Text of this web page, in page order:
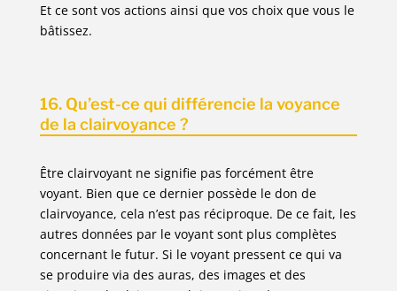
Et ce sont vos actions ainsi que vos choix que vous le
bâtissez.
16. Qu’est-ce qui différencie la voyance
de la clairvoyance ?
Être clairvoyant ne signifie pas forcément être
voyant. Bien que ce dernier possède le don de
clairvoyance, cela n’est pas réciproque. De ce fait, les
autres données par le voyant sont plus complètes
concernant le futur. Si le voyant pressent ce qui va
se produire via des auras, des images et des